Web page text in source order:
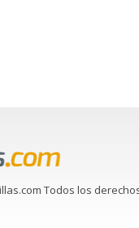
Todos los